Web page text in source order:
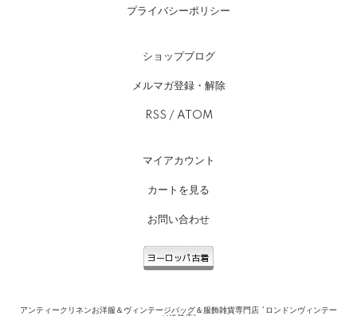
プライバシーポリシー
ショップブログ
メルマガ登録・解除
RSS / ATOM
マイアカウント
カートを見る
お問い合わせ
アンティークリネンお洋服＆ヴィンテージバッグ＆服飾雑貨専門店 *ロンドンヴィンテー